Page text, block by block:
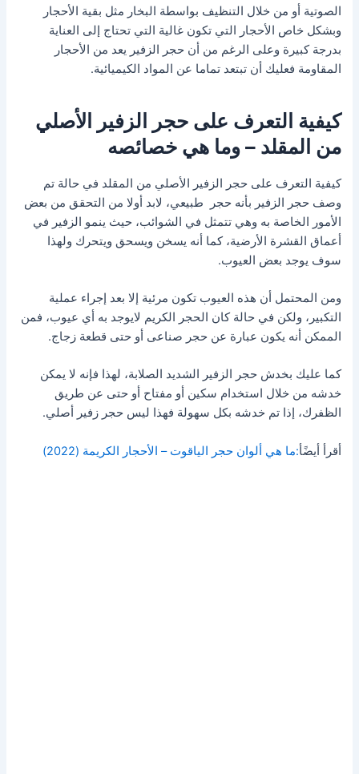
الصوتية أو من خلال التنظيف بواسطة البخار مثل بقية الأحجار
وبشكل خاص الأحجار التي تكون غالية التي تحتاج إلى العناية
بدرجة كبيرة وعلى الرغم من أن حجر الزفير يعد من الأحجار
المقاومة فعليك أن تبتعد تماما عن المواد الكيميائية.
كيفية التعرف على حجر الزفير الأصلي
من المقلد – وما هي خصائصه
كيفية التعرف على حجر الزفير الأصلي من المقلد في حالة تم
وصف حجر الزفير بأنه حجر طبيعي، لابد أولا من التحقق من بعض
الأمور الخاصة به وهي تتمثل في الشوائب، حيث ينمو الزفير في
أعماق القشرة الأرضية، كما أنه يسخن ويسحق ويتحرك ولهذا
سوف يوجد بعض العيوب.
ومن المحتمل أن هذه العيوب تكون مرئية إلا بعد إجراء عملية
التكبير، ولكن في حالة كان الحجر الكريم لايوجد به أي عيوب، فمن
الممكن أنه يكون عبارة عن حجر صناعى أو حتى قطعة زجاج.
كما عليك بخدش حجر الزفير الشديد الصلابة، لهذا فإنه لا يمكن
خدشه من خلال استخدام سكين أو مفتاح أو حتى عن طريق
الظفرك، إذا تم خدشه بكل سهولة فهذا ليس حجر زفير أصلي.
أقرأ أيضًأ:ما هي ألوان حجر الياقوت – الأحجار الكريمة (2022)